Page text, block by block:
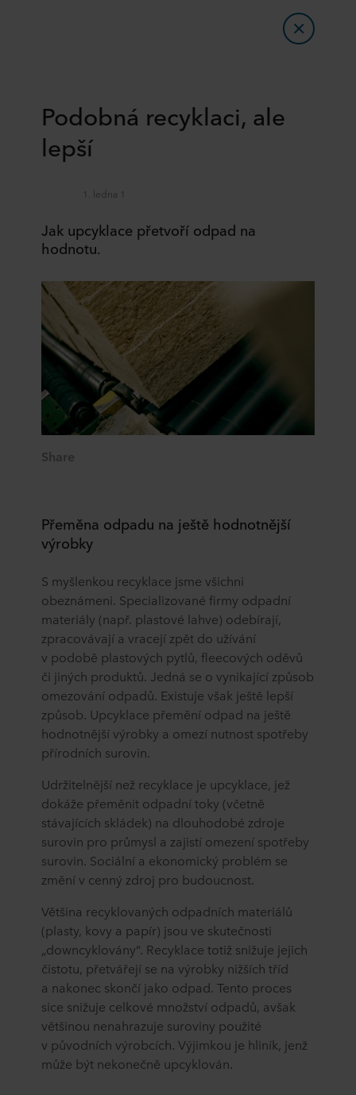
Podobná recyklaci, ale
lepší
1. ledna 1
Jak upcyklace přetvoří odpad na
hodnotu.
Share
Přeměna odpadu na ještě hodnotnější
výrobky
S myšlenkou recyklace jsme všichni
obeznámeni. Specializované firmy odpadní
materiály (např. plastové lahve) odebírají,
zpracovávají a vracejí zpět do užívání
v podobě plastových pytlů, fleecových oděvů
či jiných produktů. Jedná se o vynikající způsob
omezování odpadů. Existuje však ještě lepší
způsob. Upcyklace přemění odpad na ještě
hodnotnější výrobky a omezí nutnost spotřeby
přírodních surovin.
Udržitelnější než recyklace je upcyklace, jež
dokáže přeměnit odpadní toky (včetně
stávajících skládek) na dlouhodobé zdroje
surovin pro průmysl a zajistí omezení spotřeby
surovin. Sociální a ekonomický problém se
změní v cenný zdroj pro budoucnost.
Většina recyklovaných odpadních materiálů
(plasty, kovy a papír) jsou ve skutečnosti
„downcyklovány“. Recyklace totiž snižuje jejich
čistotu, přetvářejí se na výrobky nižších tříd
a nakonec skončí jako odpad. Tento proces
sice snižuje celkové množství odpadů, avšak
většinou nenahrazuje suroviny použité
v původních výrobcích. Výjimkou je hliník, jenž
může být nekonečně upcyklován.